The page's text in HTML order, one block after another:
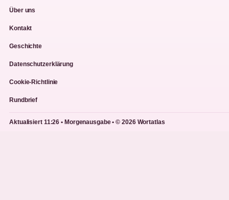
Über uns
Kontakt
Geschichte
Datenschutzerklärung
Cookie-Richtlinie
Rundbrief
Aktualisiert 11:26 • Morgenausgabe • © 2026 Wortatlas